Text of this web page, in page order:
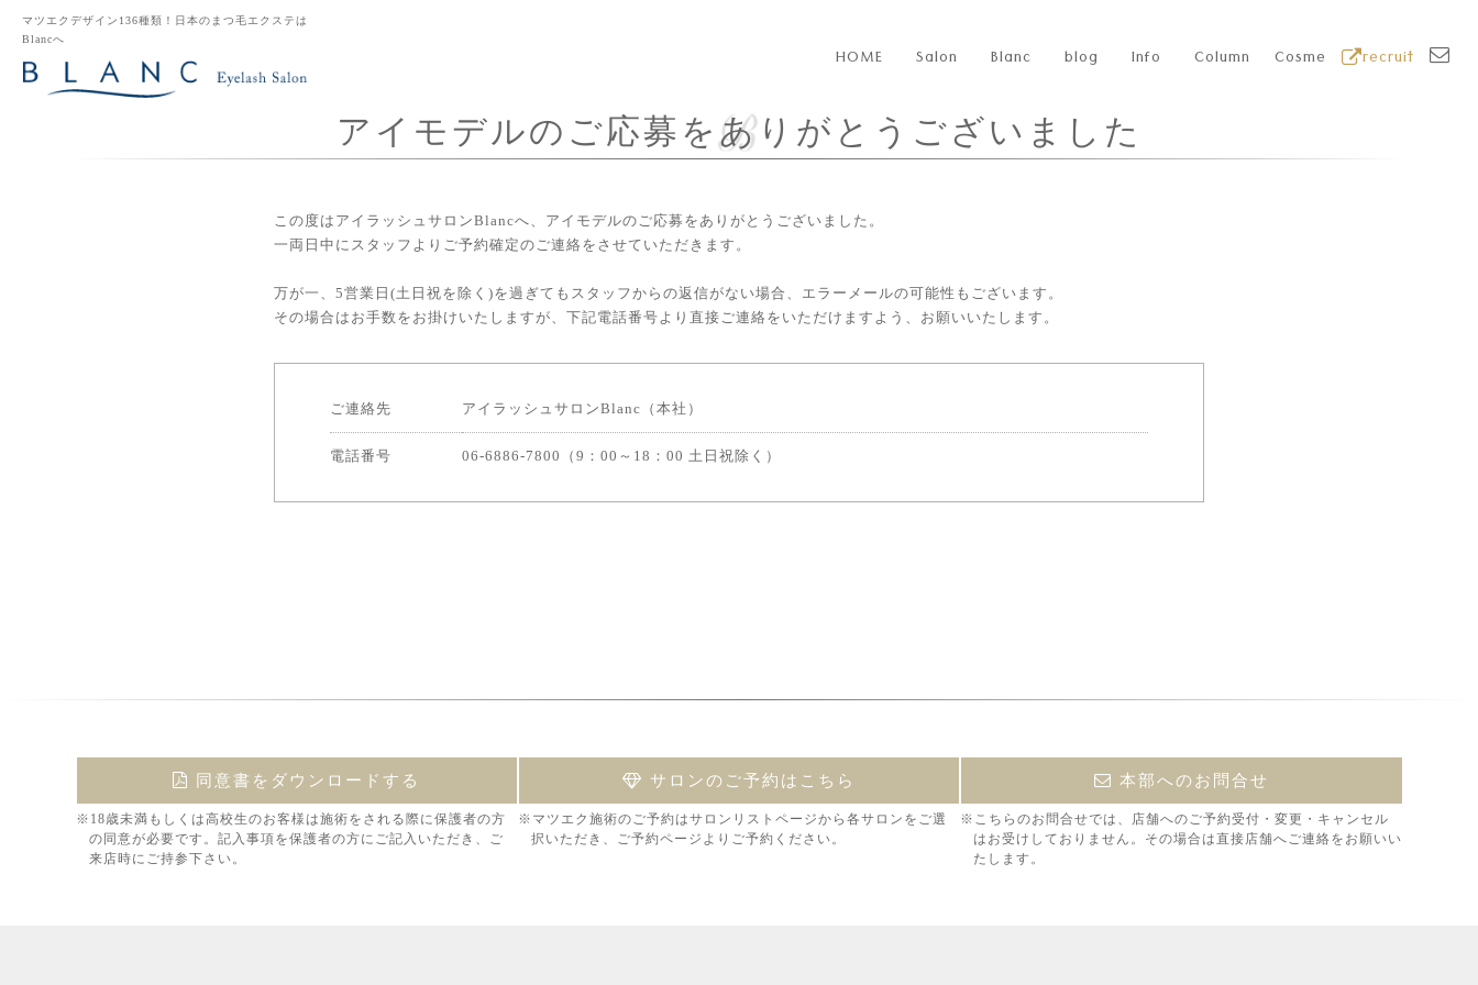
マツエクデザイン136種類！日本のまつ毛エクステは
Blancへ
HOME Salon Blanc blog Info Column Cosme recruit
アイモデルのご応募をありがとうございました
この度はアイラッシュサロンBlancへ、アイモデルのご応募をありがとうございました。
一両日中にスタッフよりご予約確定のご連絡をさせていただきます。
万が一、5営業日(土日祝を除く)を過ぎてもスタッフからの返信がない場合、エラーメールの可能性もございます。
その場合はお手数をお掛けいたしますが、下記電話番号より直接ご連絡をいただけますよう、お願いいたします。
ご連絡先 アイラッシュサロンBlanc（本社）
電話番号 06-6886-7800（9：00～18：00 土日祝除く）
同意書をダウンロードする
※18歳未満もしくは高校生のお客様は施術をされる際に保護者の方
の同意が必要です。記入事項を保護者の方にご記入いただき、ご
来店時にご持参下さい。
サロンのご予約はこちら
※マツエク施術のご予約はサロンリストページから各サロンをご選
択いただき、ご予約ページよりご予約ください。
本部へのお問合せ
※こちらのお問合せでは、店舗へのご予約受付・変更・キャンセル
はお受けしておりません。その場合は直接店舗へご連絡をお願いい
たします。